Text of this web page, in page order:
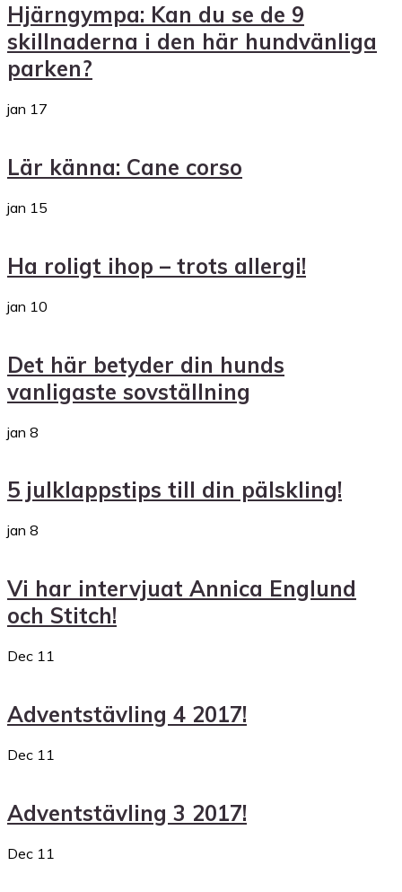
Hjärngympa: Kan du se de 9
skillnaderna i den här hundvänliga
parken?
jan 17
Lär känna: Cane corso
jan 15
Ha roligt ihop – trots allergi!
jan 10
Det här betyder din hunds
vanligaste sovställning
jan 8
5 julklappstips till din pälskling!
jan 8
Vi har intervjuat Annica Englund
och Stitch!
Dec 11
Adventstävling 4 2017!
Dec 11
Adventstävling 3 2017!
Dec 11